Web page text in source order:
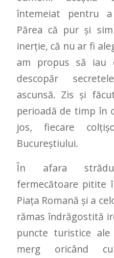
întemeiat pentru
Părea că pur și
inerție, că nu ar fi
am propus să iau
descopăr
ascunsă. Zis și
perioadă de timp în
jos, fiecare
Bucureștiului.
În afara
fermecătoare pitite
Piața Romană și a
rămas îndrăgostită
puncte turistice ale
merg oricând